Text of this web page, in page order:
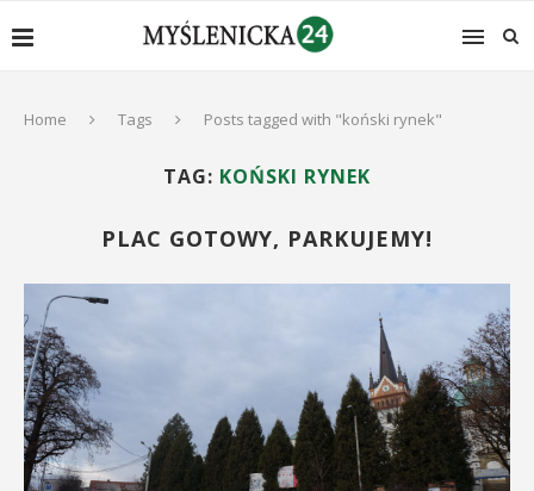
Home Tags Posts tagged with "koński rynek"
TAG: KOŃSKI RYNEK
PLAC GOTOWY, PARKUJEMY!